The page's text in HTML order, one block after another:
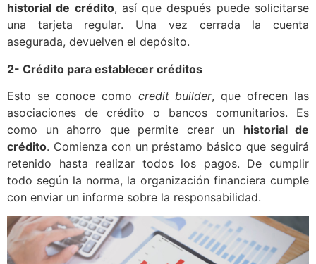
historial de crédito, así que después puede solicitarse
una tarjeta regular. Una vez cerrada la cuenta
asegurada, devuelven el depósito.
2- Crédito para establecer créditos
Esto se conoce como credit builder, que ofrecen las
asociaciones de crédito o bancos comunitarios. Es
como un ahorro que permite crear un historial de
crédito. Comienza con un préstamo básico que seguirá
retenido hasta realizar todos los pagos. De cumplir
todo según la norma, la organización financiera cumple
con enviar un informe sobre la responsabilidad.